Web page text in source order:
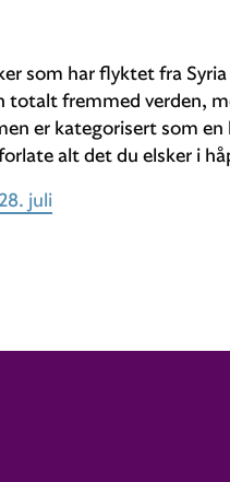
som har flyktet fra
totalt fremmed verden,
er kategorisert som
alt det du elsker i
juli